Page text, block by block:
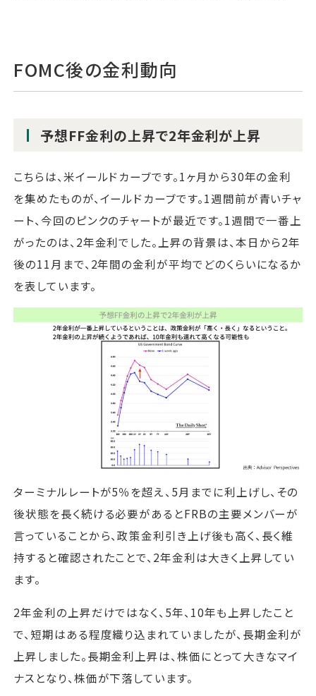
FOMC後の金利動向
予想FF金利の上昇で2年金利が上昇
こちらは、米イールドカーブです。1ヶ月から30年の金利
を集めたものが、イールドカーブです。1週間前が青いチャ
ート、今回のピンクのチャートが最近です。1週間で一番上
がったのは、2年金利でした。上昇の背景は、本日から2年
後の11月まで、2年間の金利が平均でどのくらいになるか
を表しています。
ターミナルレートが5％を超え、5月までに利上げし、その
後状態を長く続ける必要があるとFRBの主要メンバーが
言っていることから、政策金利引き上げ後も高く、長く維
持すると確認されたことで、2年金利は大きく上昇してい
ます。
2年金利の上昇だけではなく、5年、10年も上昇したこと
で、短期はある程度織り込まれていましたが、長期金利が
上昇しました。長期金利上昇は、株価にとって大きなマイ
ナスとなり、株価が下落しています。